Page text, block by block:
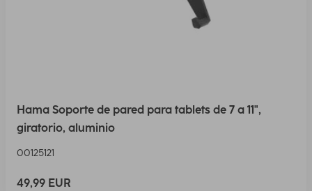
Hama Soporte de pared para tablets de 7 a 11",
giratorio, aluminio
00125121
49,99 EUR